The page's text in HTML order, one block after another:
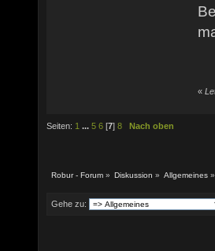
«
Seiten: 1 ... 5 6 [7] 8 Nach oben
Robur - Forum » Diskussion » Allgemeines »
Gehe zu: